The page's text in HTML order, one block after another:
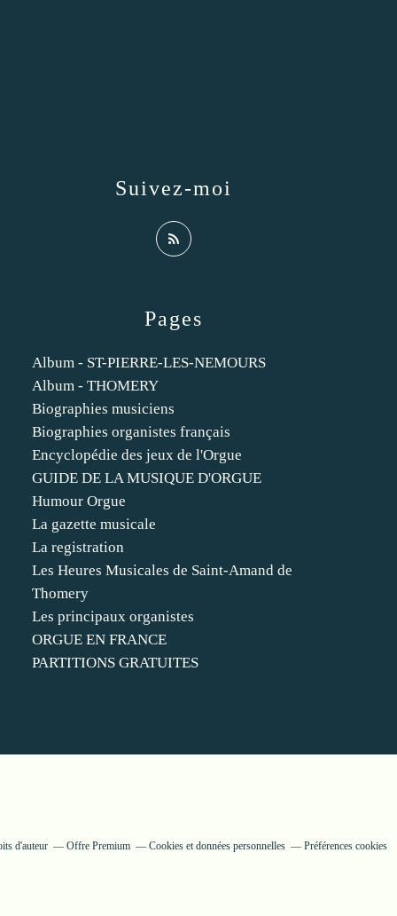
Pages
Album - ST-PIERRE-LES-NEMOURS
Album - THOMERY
Biographies musiciens
Biographies organistes français
Encyclopédie des jeux de l'Orgue
GUIDE DE LA MUSIQUE D'ORGUE
Humour Orgue
La gazette musicale
La registration
Les Heures Musicales de Saint-Amand de
Thomery
Les principaux organistes
ORGUE EN FRANCE
PARTITIONS GRATUITES
Suivez-moi
d'auteur Offre Premium Cookies et données personnelles Préférences cookies